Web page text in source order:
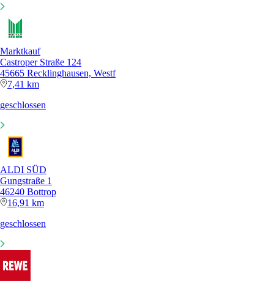
Marktkauf
Castroper Straße 124
45665 Recklinghausen, Westf
7,41 km
geschlossen
ALDI SÜD
Gungstraße 1
46240 Bottrop
16,91 km
geschlossen